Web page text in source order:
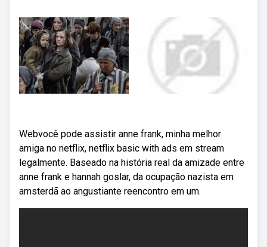
Webvocê pode assistir anne frank, minha melhor
amiga no netflix, netflix basic with ads em stream
legalmente. Baseado na história real da amizade entre
anne frank e hannah goslar, da ocupação nazista em
amsterdã ao angustiante reencontro em um.